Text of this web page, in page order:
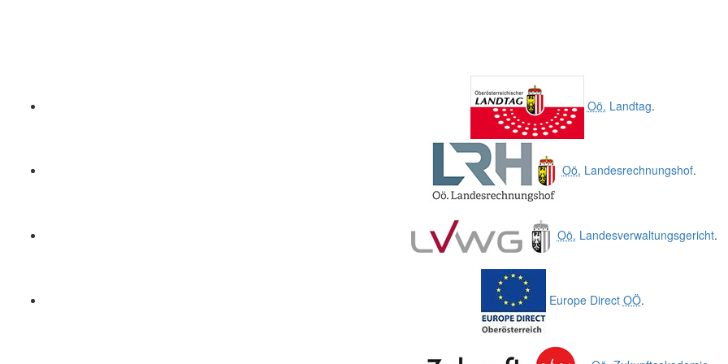
Oö. Landtag.
Oö. Landesrechnungshof.
Oö. Landesverwaltungsgericht.
Europe Direct OÖ.